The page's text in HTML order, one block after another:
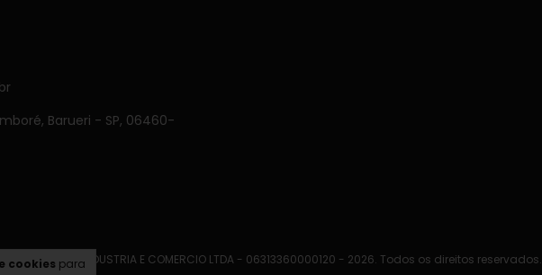
cookies para
Barueri - SP, 06460-
POLICRYL INDUSTRIA E COMERCIO LTDA - 06313360000120 - 2026. Todos os direitos reservados.